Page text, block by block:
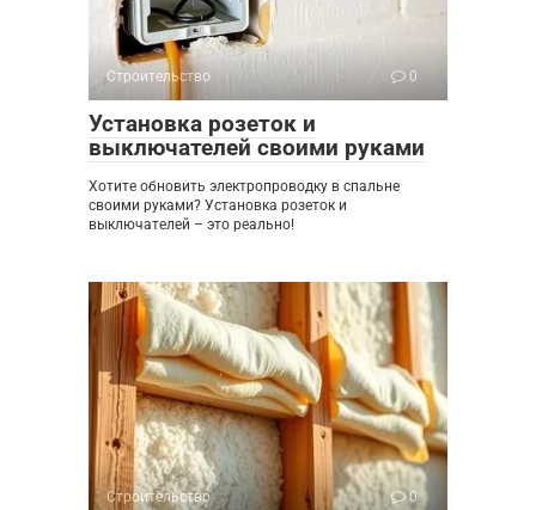
Строительство 0
Установка розеток и
выключателей своими руками
Хотите обновить электропроводку в спальне
своими руками? Установка розеток и
выключателей – это реально!
Строительство 0